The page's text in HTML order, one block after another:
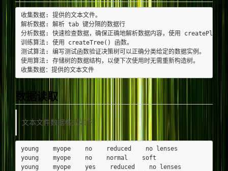
收集数据: 提供的文本文件。
解析数据: 解析 tab 键分隔的数据行
分析数据: 快速检查数据，确保正确地解析数据内容，使用 createPlot()
训练算法: 使用 createTree() 函数。
测试算法: 编写测试函数验证决策树可以正确分类给定的数据实例。
使用算法: 存储树的数据结构，以便下次使用时无需重新构造树。
数据读取
文本文件数据格式如下：
young    myope    no    reduced    no lenses
young    myope    no    normal    soft
young    myope    yes    reduced    no lenses